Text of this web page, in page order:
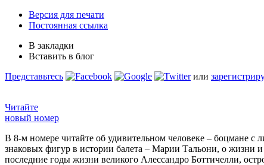
Версия для печати
Постоянная ссылка
В закладки
Вставить в блог
Представьтесь
или
Читайте
новый номер
В 8-м номере читайте об удивительном человеке – боцмане
знаковых фигур в истории балета – Марии Тальони, о жизни
последние годы жизни великого Алессандро Боттичелли,